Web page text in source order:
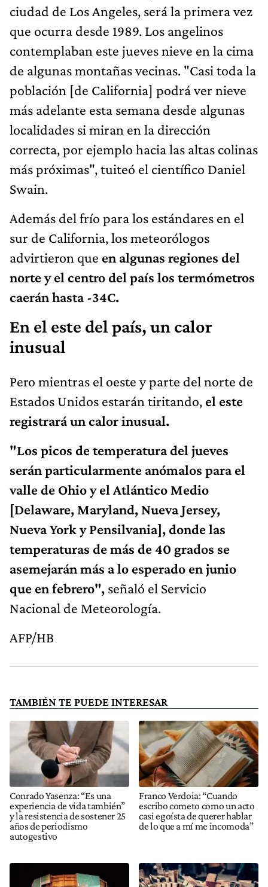
ciudad de Los Angeles, será la primera vez
que ocurra desde 1989. Los angelinos
contemplaban este jueves nieve en la cima
de algunas montañas vecinas. "Casi toda la
población [de California] podrá ver nieve
más adelante esta semana desde algunas
localidades si miran en la dirección
correcta, por ejemplo hacia las altas colinas
más próximas", tuiteó el científico Daniel
Swain.
Además del frío para los estándares en el
sur de California, los meteorólogos
advirtieron que en algunas regiones del
norte y el centro del país los termómetros
caerán hasta -34C.
En el este del país, un calor
inusual
Pero mientras el oeste y parte del norte de
Estados Unidos estarán tiritando, el este
registrará un calor inusual.
"Los picos de temperatura del jueves
serán particularmente anómalos para el
valle de Ohio y el Atlántico Medio
[Delaware, Maryland, Nueva Jersey,
Nueva York y Pensilvania], donde las
temperaturas de más de 40 grados se
asemejarán más a lo esperado en junio
que en febrero", señaló el Servicio
Nacional de Meteorología.
AFP/HB
TAMBIÉN TE PUEDE INTERESAR
Conrado Yasenza: “Es una
experiencia de vida también”
y la resistencia de sostener 25
años de periodismo
autogestivo
Franco Verdoia: “Cuando
escribo cometo como un acto
casi egoísta de querer hablar
de lo que a mí me incomoda”